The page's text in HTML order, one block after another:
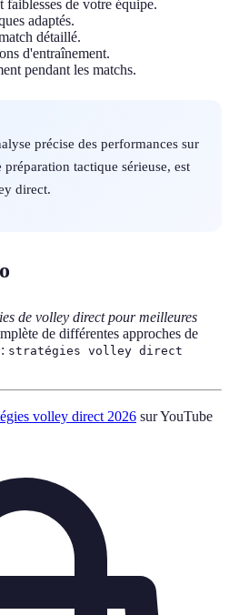
de votre équipe.
adaptés.
détaillé.
d'entraînement.
pendant les matchs.
précise des performances sur
tactique sérieuse, est
direct.
de volley direct pour meilleures
de différentes approches de
stratégies volley direct
volley direct 2026 sur YouTube